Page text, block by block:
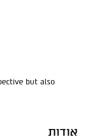
but also
אודות